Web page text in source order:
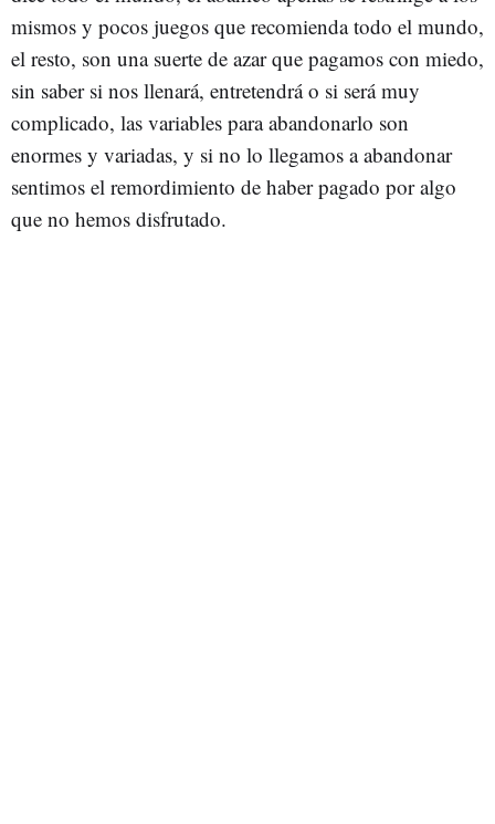
mismos y pocos juegos que recomienda todo el mundo,
el resto, son una suerte de azar que pagamos con miedo,
sin saber si nos llenará, entretendrá o si será muy
complicado, las variables para abandonarlo son
enormes y variadas, y si no lo llegamos a abandonar
sentimos el remordimiento de haber pagado por algo
que no hemos disfrutado.